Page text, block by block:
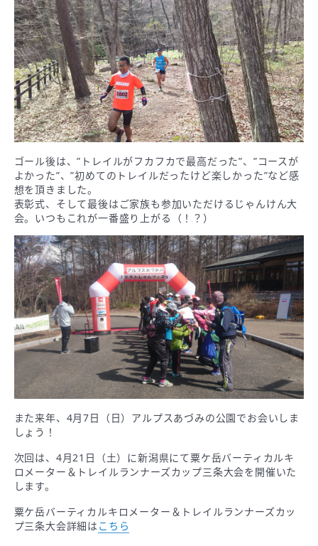
ゴール後は、”トレイルがフカフカで最高だった”、”コースが
よかった”、”初めてのトレイルだったけど楽しかった”など感
想を頂きました。
表彰式、そして最後はご家族も参加いただけるじゃんけん大
会。いつもこれが一番盛り上がる（！？）
また来年、4月7日（日）アルプスあづみの公園でお会いしま
しょう！
次回は、4月21日（土）に新潟県にて粟ケ岳バーティカルキ
ロメーター＆トレイルランナーズカップ三条大会を開催いた
します。
粟ケ岳バーティカルキロメーター＆トレイルランナーズカッ
プ三条大会詳細は こちら